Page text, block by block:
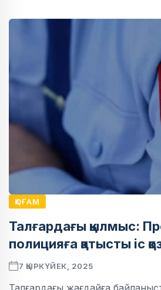
ҚОҒАМ
Талғардағы қылмыс:
полицияға қатысты іс
7 ҚЫРКҮЙЕК, 2025